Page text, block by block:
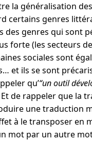
la généralisation
certains genres
des genres qui sont
forte (les secteurs
sociales sont
et ils se sont
qu’“un outil
de rappeler que la
une traduction
à le transposer en
mot par un autre